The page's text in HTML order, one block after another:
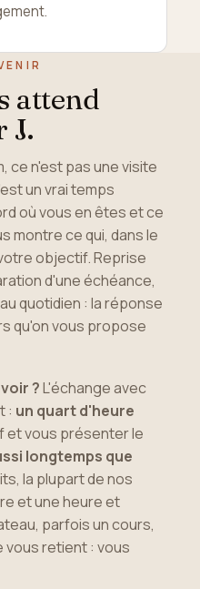
attend
J.
ce n'est pas une visite
un vrai temps
où vous en êtes et ce
montre ce qui, dans le
objectif. Reprise
d'une échéance,
quotidien : la réponse
qu'on vous propose
?L'échange avec
: un quart d'heure
vous présenter le
longtemps que
la plupart de nos
et une heure et
parfois un cours,
vous retient : vous